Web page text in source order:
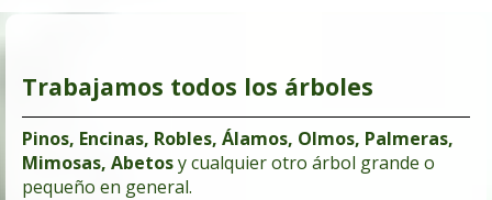
Trabajamos todos los árboles
Pinos, Encinas, Robles, Álamos, Olmos, Palmeras,
Mimosas, Abetosy cualquier otro árbol grande o
pequeño en general.